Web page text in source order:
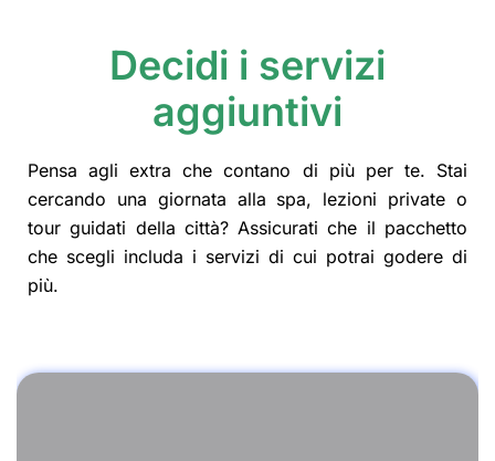
Decidi i servizi
aggiuntivi
Pensa agli extra che contano di più per te. Stai
cercando una giornata alla spa, lezioni private o
tour guidati della città? Assicurati che il pacchetto
che scegli includa i servizi di cui potrai godere di
più.